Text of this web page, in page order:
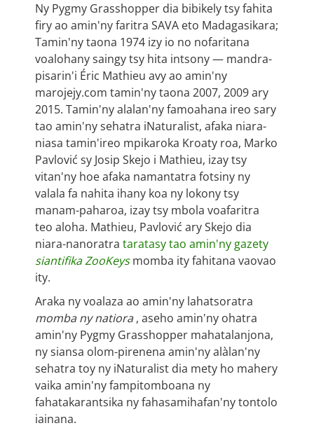
Ny Pygmy Grasshopper dia bibikely tsy fahita
firy ao amin'ny faritra SAVA eto Madagasikara;
Tamin'ny taona 1974 izy io no nofaritana
voalohany saingy tsy hita intsony — mandra-
pisarin'i Éric Mathieu avy ao amin'ny
marojejy.com tamin'ny taona 2007, 2009 ary
2015. Tamin'ny alalan'ny famoahana ireo sary
tao amin'ny sehatra iNaturalist, afaka niara-
niasa tamin'ireo mpikaroka Kroaty roa, Marko
Pavlović sy Josip Skejo i Mathieu, izay tsy
vitan'ny hoe afaka namantatra fotsiny ny
valala fa nahita ihany koa ny lokony tsy
manam-paharoa, izay tsy mbola voafaritra
teo aloha. Mathieu, Pavlović ary Skejo dia
niara-nanoratra taratasy tao amin'ny gazety
siantifika ZooKeysmomba ity fahitana vaovao
ity.
Araka ny voalaza ao amin'ny lahatsoratra
momba ny natiora, aseho amin'ny ohatra
amin'ny Pygmy Grasshopper mahatalanjona,
ny siansa olom-pirenena amin'ny alàlan'ny
sehatra toy ny iNaturalist dia mety ho mahery
vaika amin'ny fampitomboana ny
fahatakarantsika ny fahasamihafan'ny tontolo
iainana.